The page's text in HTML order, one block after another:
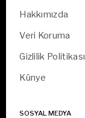
Hakkımızda
Veri Koruma
Gizlilik Politikası
Künye
SOSYAL MEDYA